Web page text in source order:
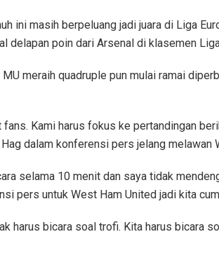
ini masih berpeluang jadi juara di Liga
delapan poin dari Arsenal di klasemen
meraih quadruple pun mulai ramai
fans. Kami harus fokus ke pertandingan
Hag dalam konferensi pers jelang melawan
selama 10 menit dan saya tidak
pers untuk West Ham United jadi kita
harus bicara soal trofi. Kita harus bicara